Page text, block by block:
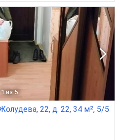
1 из 5
22, д. 22, 34 м², 5/5